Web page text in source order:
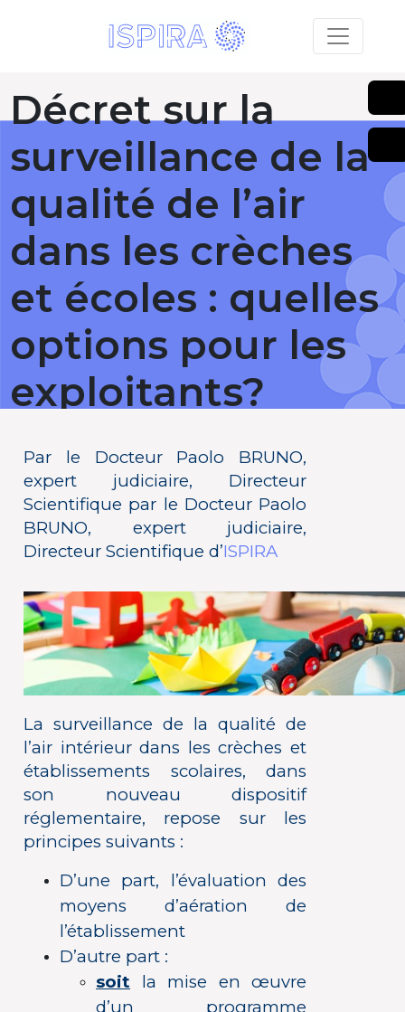
Décret sur la
surveillance de la
qualité de l’air
dans les crèches
et écoles : quelles
options pour les
exploitants?
Par le Docteur Paolo BRUNO,
expert judiciaire, Directeur
Scientifique par le Docteur Paolo
BRUNO, expert judiciaire,
Directeur Scientifique d’ISPIRA
La surveillance de la qualité de
l’air intérieur dans les crèches et
établissements scolaires, dans
son nouveau dispositif
réglementaire, repose sur les
principes suivants :
D’une part, l’évaluation des
moyens d’aération de
l’établissement
D’autre part :
soit la mise en œuvre
d’un programme